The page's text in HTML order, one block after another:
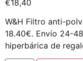
€18,40
W&H Filtro anti-
18.40€. Envío 24-
hiperbárica de